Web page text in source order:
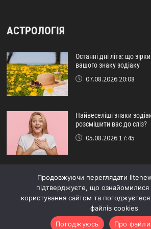
АСТРОЛОГІЯ
Останні дні літа: що
вашого знаку зодіаку
07.08.2026 20:08
Найвеселіші знаки
розсмішити вас до сліз?
05.08.2026 17:45
Астрологічний прогноз
пощастить наприкінці літа
29.07.2026 16:15
Продовжуючи переглядати
підтверджуєте, що
користування сайтом та
файлів cookies
Погоджуюсь
Про